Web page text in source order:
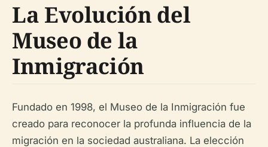
La Evolución del
Museo de la
Inmigración
Fundado en 1998, el Museo de la Inmigración fue
creado para reconocer la profunda influencia de la
migración en la sociedad australiana. La elección